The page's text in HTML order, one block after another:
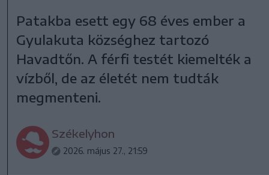
Patakba esett egy 68 éves ember a
Gyulakuta községhez tartozó
Havadtőn. A férfi testét kiemelték a
vízből, de az életét nem tudták
megmenteni.
Székelyhon
2026. május 27., 21:59